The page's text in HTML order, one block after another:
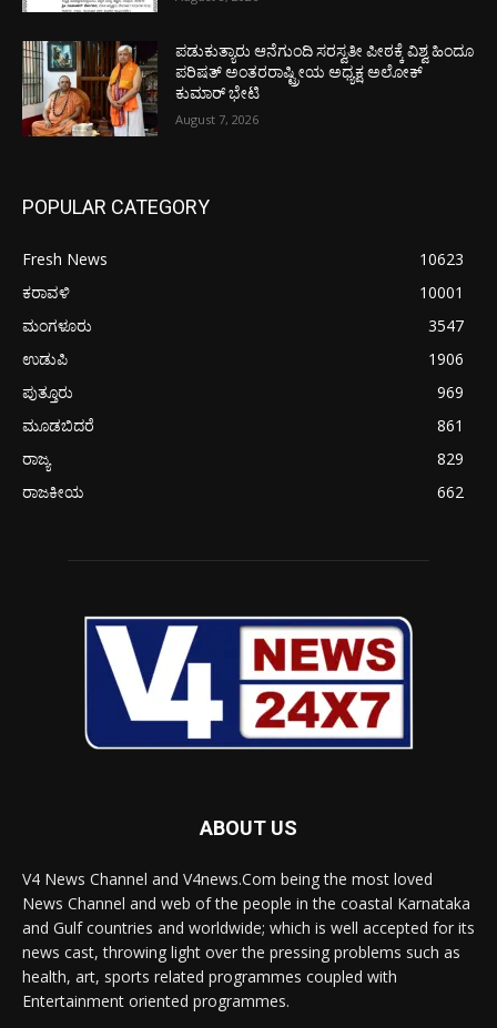
ಪಡುಕುತ್ಯಾರು ಆನೆಗುಂದಿ ಸರಸ್ವತೀ ಪೀಠಕ್ಕೆ ವಿಶ್ವ ಹಿಂದೂ
ಪರಿಷತ್ ಅಂತರರಾಷ್ಟ್ರೀಯ ಅಧ್ಯಕ್ಷ ಅಲೋಕ್
ಕುಮಾರ್ ಭೇಟಿ
August 7, 2026
POPULAR CATEGORY
Fresh News
10623
ಕರಾವಳಿ
10001
ಮಂಗಳೂರು
3547
ಉಡುಪಿ
1906
ಪುತ್ತೂರು
969
ಮೂಡಬಿದರೆ
861
ರಾಜ್ಯ
829
ರಾಜಕೀಯ
662
ABOUT US
V4 News Channel and V4news.Com being the most loved
News Channel and web of the people in the coastal Karnataka
and Gulf countries and worldwide; which is well accepted for its
news cast, throwing light over the pressing problems such as
health, art, sports related programmes coupled with
Entertainment oriented programmes.